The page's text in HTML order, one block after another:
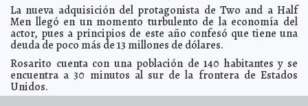
2016-05-26 08:26:21 Trump debe millones de dólares al fisco, revela The
Telegraph Eduardo Ignacio Ramos Pérez
2016-05-26 08:22:40 ¿Qué pasa en tu cuerpo durante el embarazo? Eduardo
Ignacio Ramos Pérez
2016-05-26 08:19:54 Encuentran tumba de Aristóteles Jorge Armando León
Borges
2016-05-26 08:15:30
La nueva adquisición del protagonista de Two and a Half
Men llegó en un momento turbulento de la economía del
actor, pues a principios de este año confesó que tiene una
deuda de poco más de 13 millones de dólares.
Rosarito cuenta con una población de 140 habitantes y se
encuentra a 30 minutos al sur de la frontera de Estados
Unidos.